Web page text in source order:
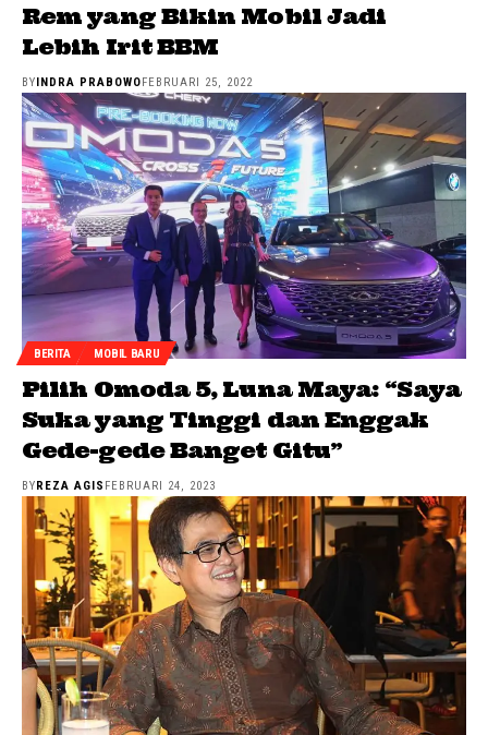
Rem yang Bikin Mobil Jadi
Lebih Irit BBM
BYINDRA PRABOWOFEBRUARI 25, 2022
BERITA MOBIL BARU
Pilih Omoda 5, Luna Maya: “Saya
Suka yang Tinggi dan Enggak
Gede-gede Banget Gitu”
BY REZA AGIS FEBRUARI 24, 2023